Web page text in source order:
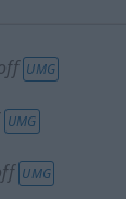
UMG
UMG
UMG